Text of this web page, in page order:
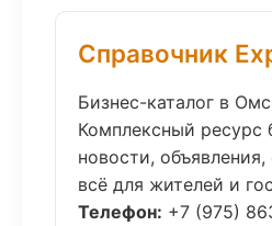
Справочник
Бизнес-каталог в
Комплексный ресурс
новости,
всё для жителей и
Телефон: +7 (975)